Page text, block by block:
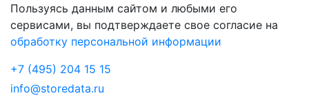
Пользуясь данным сайтом и любыми его
сервисами, вы подтверждаете свое согласие на
обработку персональной информации
+7 (495) 204 15 15
info@storedata.ru